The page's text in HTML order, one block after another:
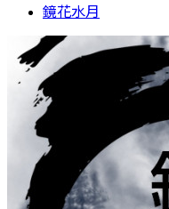
鏡花水月